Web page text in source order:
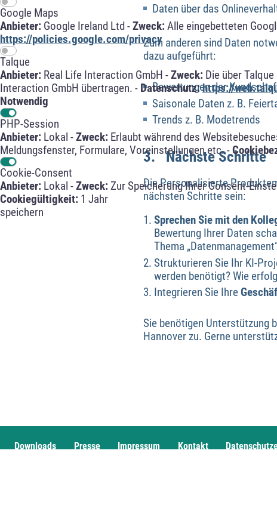
Google Maps
Anbieter: Google Ireland Ltd -Zweck:Alle eingebetteten
https://policies.google.com/privacy
Talque
Anbieter: Real Life Interaction GmbH -Zweck: Die über
Interaction GmbH übertragen. - Datenschutz:https://
Notwendig
PHP-Session
Anbieter: Lokal -Zweck: Erlaubt während des
Meldungsfenster, Formulare, Voreinstellungen etc. -
Cookie-Consent
Anbieter: Lokal -Zweck:Zur Speicherung Ihrer Consent-
Cookiegültigkeit: 1 Jahr
speichern
Daten über das
Zum anderen sind Daten
dazu aufgeführt:
Bewertungen der
Saisonale Daten z. B.
Trends z. B. Modetrends
3. Nächste Schritte
Die Personalisierte
nächsten Schritte sein:
Sprechen Sie mit den
Bewertung Ihrer Daten
Thema
Strukturieren Sie Ihr KI-
werden benötigt? Wie
Integrieren Sie Ihre
Sie benötigen Unterstützung
Hannover zu. Gerne
Downloads Presse Impressum Kontakt